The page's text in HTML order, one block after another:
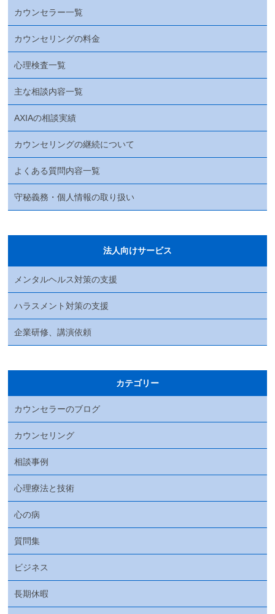
カウンセラー一覧
カウンセリングの料金
心理検査一覧
主な相談内容一覧
AXIAの相談実績
カウンセリングの継続について
よくある質問内容一覧
守秘義務・個人情報の取り扱い
法人向けサービス
メンタルヘルス対策の支援
ハラスメント対策の支援
企業研修、講演依頼
カテゴリー
カウンセラーのブログ
カウンセリング
相談事例
心理療法と技術
心の病
質問集
ビジネス
長期休暇